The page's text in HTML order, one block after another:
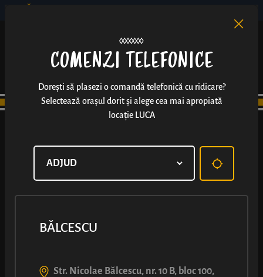
COMENZI TELEFONICE
Dorești să plasezi o comandă telefonică cu ridicare?
Selectează orașul dorit și alege cea mai apropiată
locație LUCA
BĂLCESCU
Str. Nicolae Bălcescu, nr. 10 B, bloc 100,